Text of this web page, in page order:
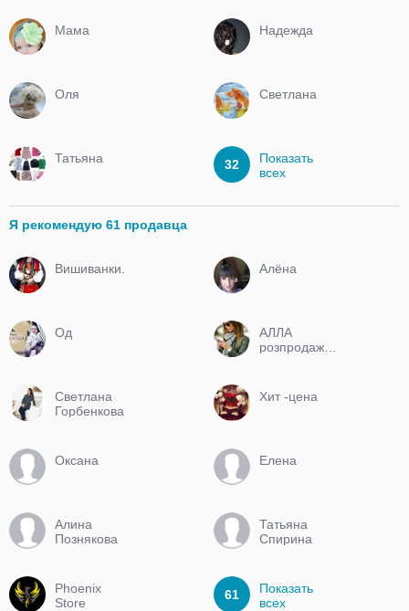
Мама Надежда
Оля Светлана
Татьяна 32
Показать
всех
Я рекомендую 61 продавца
Вишиванки. Алёна
Од
АЛЛА
розпродаж.УП
Светлана
Горбенкова
Хит -цена
Оксана Елена
Алина
Познякова
Татьяна
Спирина
Phoenix
Store
61
Показать
всех